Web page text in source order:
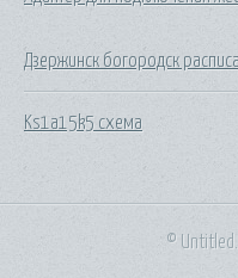
Дзержинск богородск
Ks1a15k5 схема
©